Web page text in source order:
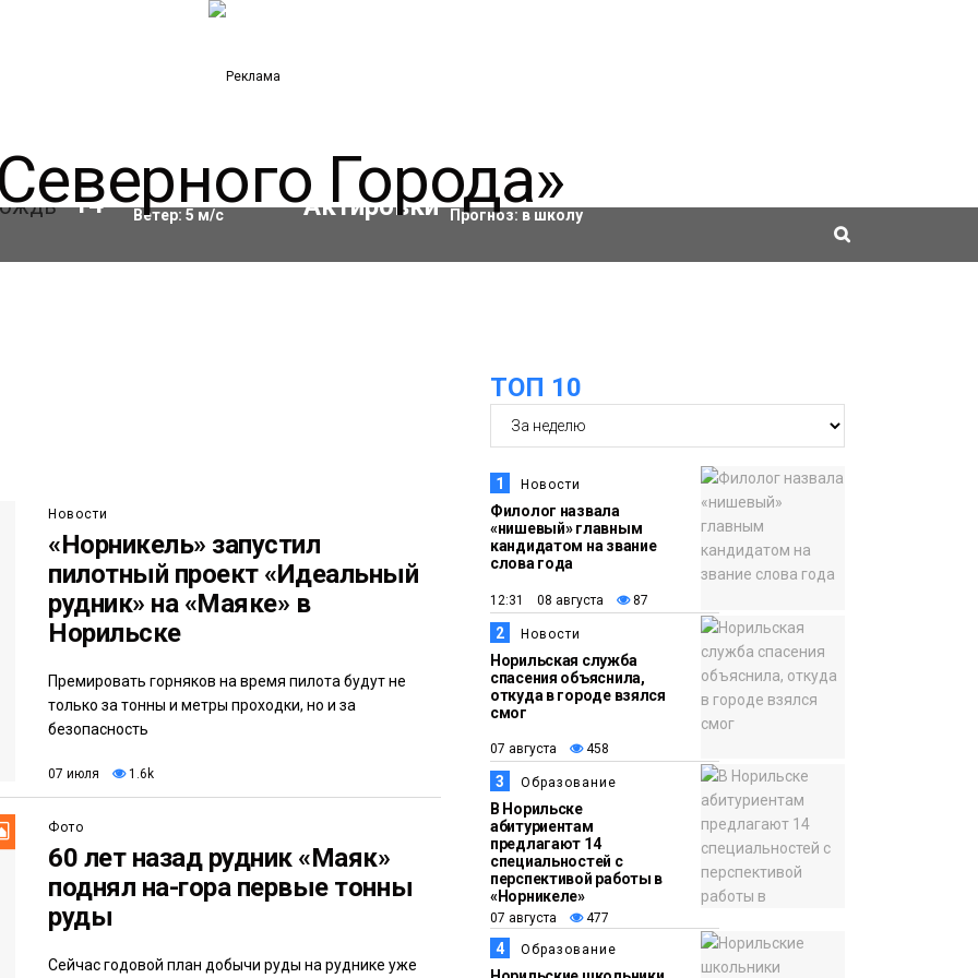
14 °C Влажность:66%
Ветер: 5 м/с
Актировки
Прогноз: в школу
Новости
«Норникель» запустил
пилотный проект «Идеальный
рудник» на «Маяке» в
Норильске
Премировать горняков на время пилота будут не
только за тонны и метры проходки, но и за
безопасность
07 июля 1.6k
Фото
60 лет назад рудник «Маяк»
поднял на-гора первые тонны
руды
Сейчас годовой план добычи руды на руднике уже
ТОП 10
1 Новости
Филолог назвала
«нишевый» главным
кандидатом на звание
слова года
12:31 08 августа 87
2 Новости
Норильская служба
спасения объяснила,
откуда в городе взялся
смог
07 августа 458
3 Образование
В Норильске
абитуриентам
предлагают 14
специальностей с
перспективой работы в
«Норникеле»
07 августа 477
4 Образование